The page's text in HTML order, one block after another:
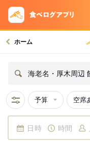
ホーム
海老名・厚木周辺
予算 空席
日時 時間